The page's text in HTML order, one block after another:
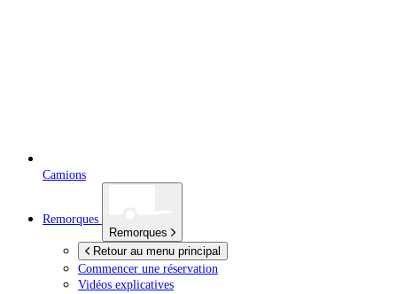
Camions
Remorques
Remorques
Retour au menu principal
Commencer une réservation
Vidéos explicatives